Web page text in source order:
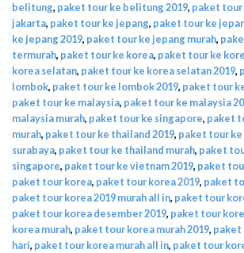
belitung, paket tour ke belitung 2019, paket
jakarta, paket tour ke jepang, paket tour ke
ke jepang 2019, paket tour ke jepang murah,
termurah, paket tour ke korea, paket tour ke
korea selatan, paket tour ke korea selatan 2019,
lombok, paket tour ke lombok 2019, paket tour
paket tour ke malaysia, paket tour ke malaysia
malaysia murah, paket tour ke singapore, paket
murah, paket tour ke thailand 2019, paket tour
surabaya, paket tour ke thailand murah, paket
singapore, paket tour ke vietnam 2019, paket
paket tour korea, paket tour korea 2019, paket
paket tour korea 2019 murah all in, paket tour
paket tour korea desember 2019, paket tour
korea murah, paket tour korea murah 2019, paket
hari, paket tour korea murah all in, paket tour